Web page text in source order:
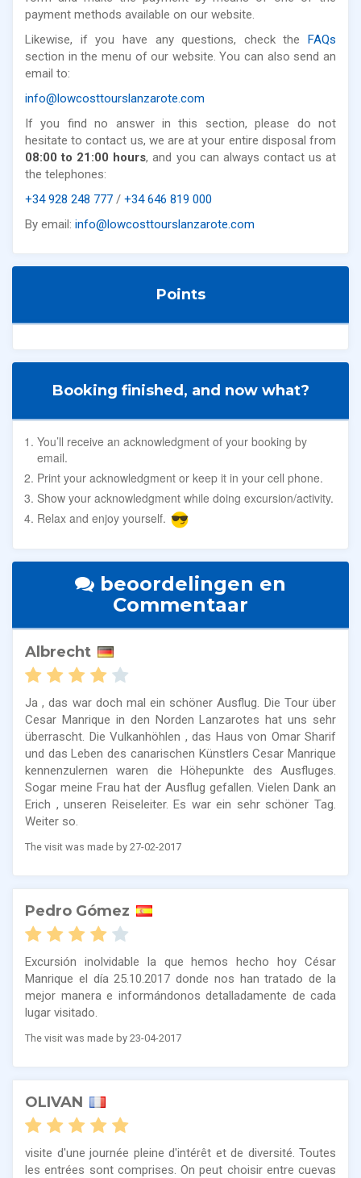
payment methods available on our website.
Likewise, if you have any questions, check the FAQs
section in the menu of our website. You can also send an
email to:
info@lowcosttourslanzarote.com
If you find no answer in this section, please do not
hesitate to contact us, we are at your entire disposal from
08:00 to 21:00 hours, and you can always contact us at
the telephones:
+34 928 248 777 / +34 646 819 000
By email: info@lowcosttourslanzarote.com
Points
Booking finished, and now what?
You’ll receive an acknowledgment of your booking by
email.
Print your acknowledgment or keep it in your cell phone.
Show your acknowledgment while doing excursion/activity.
Relax and enjoy yourself.
beoordelingen en
Commentaar
Albrecht
Ja , das war doch mal ein schöner Ausflug. Die Tour über
Cesar Manrique in den Norden Lanzarotes hat uns sehr
überrascht. Die Vulkanhöhlen , das Haus von Omar Sharif
und das Leben des canarischen Künstlers Cesar Manrique
kennenzulernen waren die Höhepunkte des Ausfluges.
Sogar meine Frau hat der Ausflug gefallen. Vielen Dank an
Erich , unseren Reiseleiter. Es war ein sehr schöner Tag.
Weiter so.
The visit was made by 27-02-2017
Pedro Gómez
Excursión inolvidable la que hemos hecho hoy César
Manrique el día 25.10.2017 donde nos han tratado de la
mejor manera e informándonos detalladamente de cada
lugar visitado.
The visit was made by 23-04-2017
OLIVAN
visite d'une journée pleine d'intérêt et de diversité. Toutes
les entrées sont comprises. On peut choisir entre cuevas